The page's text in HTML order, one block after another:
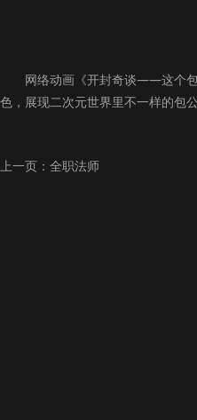
网络动画《开封奇谈——这个包
色，展现二次元世界里不一样的包公
上一页： 全职法师